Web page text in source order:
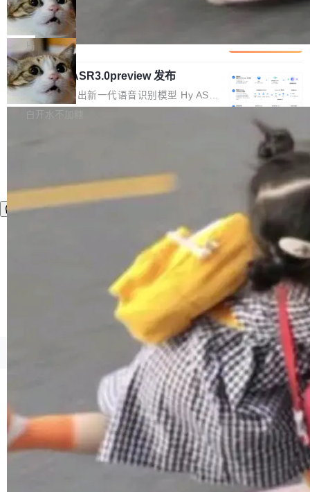
件之中，形成高度复杂的知识关联网络。传统的
代码检索手段（如关键词匹配、目录遍历）仅能
在语法层面完成文本定位，难以触及代码的语义
内涵与结构关联，导致开发者使用代码智能体在
理解大规模代码仓时面临显著"代码仓理解"瓶
颈。 代码仓深度理解服务（以下简称" CodeBas
e深度理解服务"）是华为云码道（CodeA...
数据。 王某2024年1月入职东城区某科技公司AI
短剧部门，有互联网大厂背景。在公司内部架构
调整期间，部门三次通知全员将数据从A集群迁
移到B集群，王某都回复了"收到"。 他没有迁移
数据。2024年9月3日下午4点，他使用此前登录
的账号密码进入A集群，输入了一条被程序员圈
称为"删库跑路"的命令——最高管理员权限、无
Cloudflare 分享推理优化实践：KV ca
che 量化 + 权重压缩，吞吐量提升 4
1%，成本降 30%
Kimi 和 GLM 是当前最强的大模型系列之一，但
它们有一个共同的问题：太吃显存了。月之暗面
的 Kimi K 系列和智谱的 GLM 都是长上下文、M
oE 架构的大模型，好用到让人上瘾，但 GPU 显
存永远不够用。 Cloudflare 的 Workers AI 团队
一直在跑这些模型的推理。他们在官方博客上发
整性保护。效果是：吞吐量提升 41%，每 token
成本降低 30%，精度不变。 FP8 省的不仅是显
存 KV cache 是推理时最吃显...
局
腾讯混元 Hy ASR3.0preview 发布
腾讯混元正式推出新一代语音识别模型 Hy ASR
3.0preview。基于最新一代大语言模型 Hy3 的
让语音识别不再只是听清，而是真正听懂。通过
先理解你的语境和意图，再把准确的文字直接给
到你。从“逐字转写、单点优化”演进为“理解语
境、兼容场景、一键直出”。 Hy ASR 3.0 previe
w 不要求标准普通话，方言识别覆盖粤语、吴语
等 10 大方言片区和 20 余个二级小片区。在开
源评测集中，Hy ASR 3.0 preview 在多语种的
白开水不加糖
©OSCHINA(OSChina.NET) 京ICP备2025119063号